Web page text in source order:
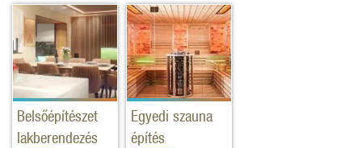
Belsőépítészet
lakberendezés
Egyedi szauna
építés